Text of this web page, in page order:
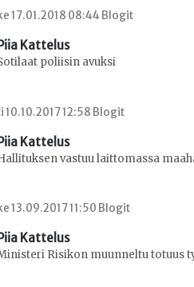
17.01.2018 08:44 Blogit
Piia Kattelus
poliisin avuksi
10.10.2017 12:58 Blogit
Kattelus
vastuu laittomassa
13.09.2017 11:50 Blogit
Kattelus
Risikon muunneltu totuus